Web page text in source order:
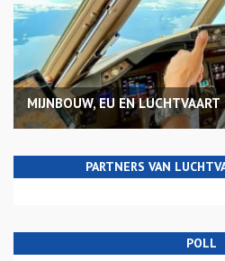
MIJNBOUW, EU EN LUCHTVAART
PARTNERS VAN
POLL